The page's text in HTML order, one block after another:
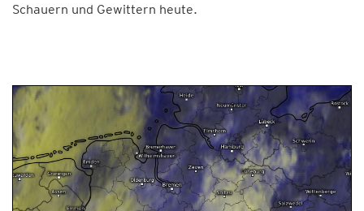
Schauern und Gewittern heute.